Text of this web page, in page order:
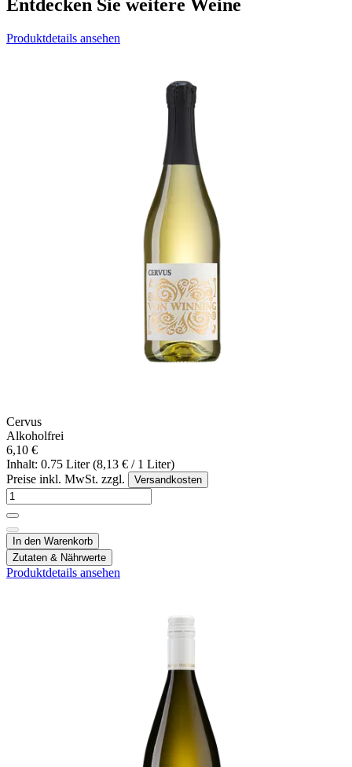
Entdecken Sie weitere Weine
Produktdetails ansehen
Cervus
Alkoholfrei
6,10 €
Inhalt: 0.75 Liter (8,13 € / 1 Liter)
Preise inkl. MwSt. zzgl.
Versandkosten
In den Warenkorb
Zutaten & Nährwerte
Produktdetails ansehen